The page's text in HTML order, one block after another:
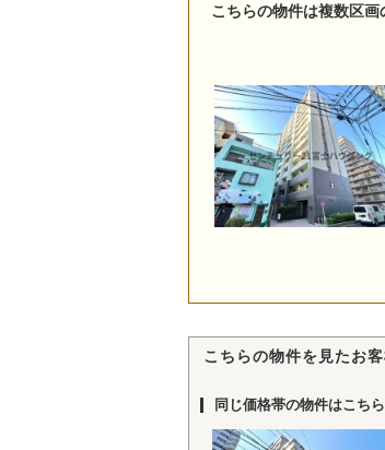
こちらの物件は複数区画
こちらの物件を見たお
同じ価格帯の物件はこちら